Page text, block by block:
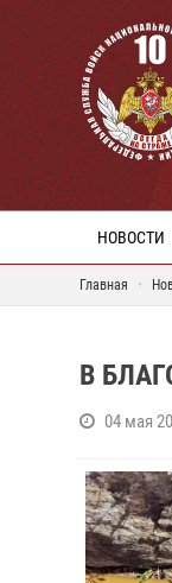
НОВОСТИ
Главная
В
04 мая